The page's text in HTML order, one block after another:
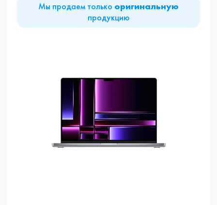
Мы продаем только оригинальную
продукцию